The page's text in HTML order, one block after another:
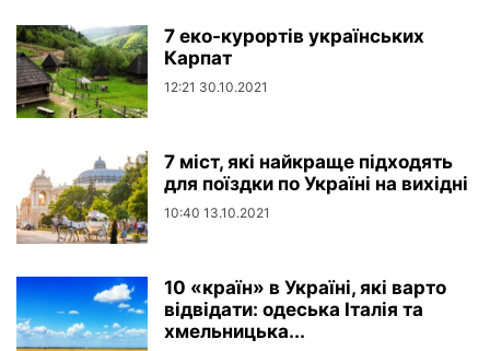
7 еко-курортів українських
Карпат
12:21 30.10.2021
7 міст, які найкраще підходять
для поїздки по Україні на вихідні
10:40 13.10.2021
10 «країн» в Україні, які варто
відвідати: одеська Італія та
хмельницька...